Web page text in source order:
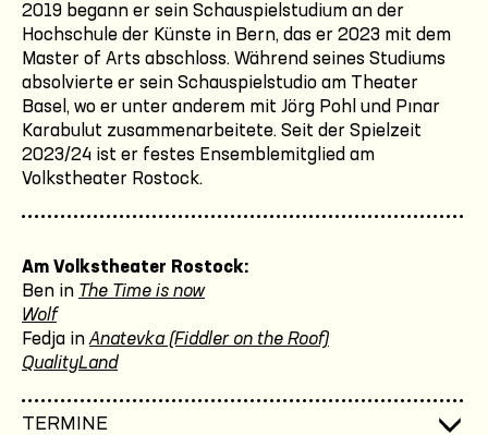
2019 begann er sein Schauspielstudium an der
Hochschule der Künste in Bern, das er 2023 mit dem
Master of Arts abschloss. Während seines Studiums
absolvierte er sein Schauspielstudio am Theater
Basel, wo er unter anderem mit Jörg Pohl und Pınar
Karabulut zusammenarbeitete. Seit der Spielzeit
2023/24 ist er festes Ensemblemitglied am
Volkstheater Rostock.
Am Volkstheater Rostock:
Ben in The Time is now
Wolf
Fedja in Anatevka (Fiddler on the Roof)
QualityLand
TERMINE